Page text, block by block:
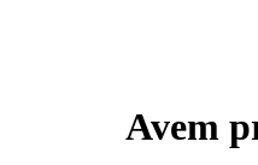
Avem